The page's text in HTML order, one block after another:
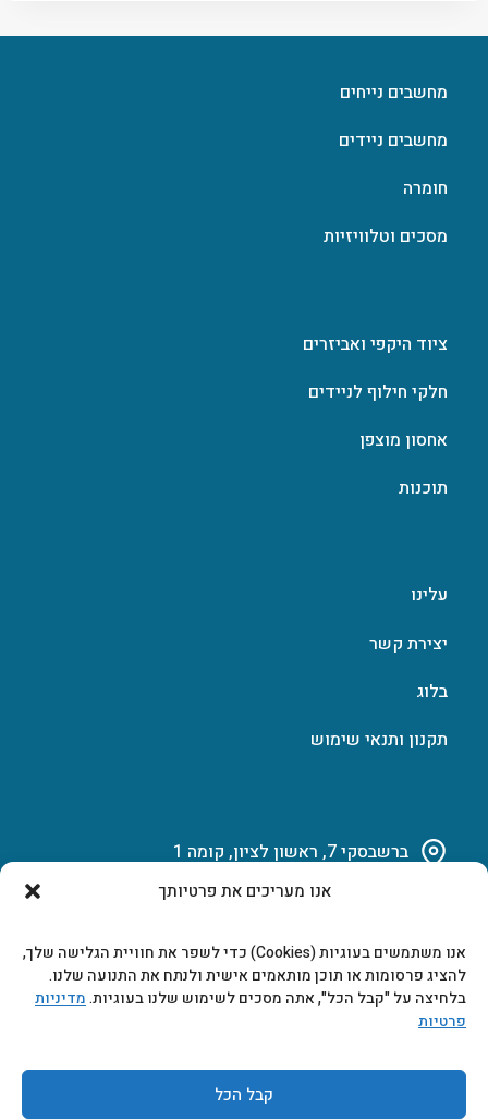
אנו מעריכים את פרטיותך
אנו משתמשים בעוגיות (Cookies) כדי לשפר את חוויית הגלישה שלך,
להציג פרסומות או תוכן מותאמים אישית ולנתח את התנועה שלנו.
בלחיצה על "קבל הכל", אתה מסכים לשימוש שלנו בעוגיות.מדיניות
פרטיות
קבל הכל
מחשבים נייחים
מחשבים ניידים
חומרה
מסכים וטלוויזיות
ציוד היקפי ואביזרים
חלקי חילוף לניידים
אחסון מוצפן
תוכנות
עלינו
יצירת קשר
בלוג
תקנון ותנאי שימוש
ברשבסקי 7, ראשון לציון, קומה 1
marketing@b-tech.co.il